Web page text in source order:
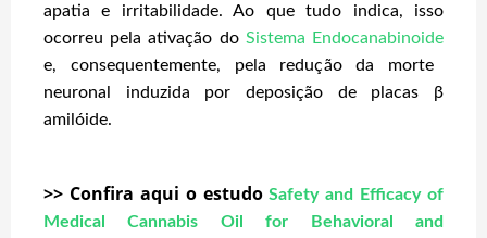
apatia e irritabilidade. Ao que tudo indica, isso
ocorreu pela ativação do Sistema Endocanabinoide
e, consequentemente, pela redução da morte
neuronal induzida por deposição de placas β
amilóide.
>> Confira aqui o estudoSafety and Efficacy of
Medical Cannabis Oil for Behavioral and